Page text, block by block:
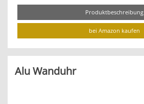
Produktbeschreibung
bei Amazon kaufen
Alu Wanduhr